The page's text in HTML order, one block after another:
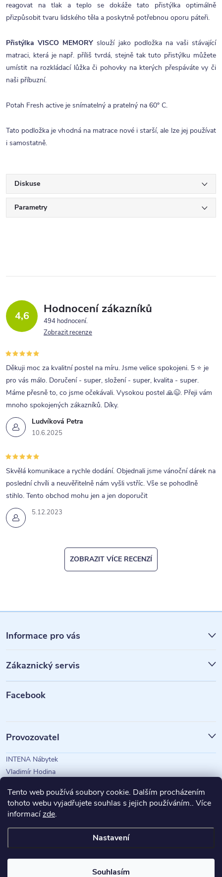
Tento web používá soubory cookie. Dalším procházením
tohoto webu vyjadřujete souhlas s jejich používáním.. Více
informacízde.
Nastavení
Souhlasím
reagovat na tlak a teplo se dokáže tato přistýlka optimálně
přizpůsobit tvaru lidského těla a poskytně potřebnou oporu páteři.
Přistýlka VISCO MEMORY slouží jako podložka na vaši stávající
matraci, která je např. příliš tvrdá, stejně tak tuto přistýlku můžete
umístit na rozkládací lůžka či pohovky na kterých přespáváte vy či
naši příbuzní.
Potah Fresh active je snímatelný a pratelný na 60° C.
Tato podložka je vhodná na matrace nové i starší, ale lze jej používat
i samostatně.
Diskuse
Parametry
4,6 Hodnocení zákazníků
494 hodnocení
Zobrazit recenze
Ludvíková Petra
10.6.2025
Děkuji moc za kvalitní postel na míru. Jsme velice spokojeni. 5 ⭐ je
pro vás málo. Doručení - super, složení - super, kvalita - super.
Máme přesně to, co jsme očekávali. Vysokou postel 🙏😉. Přeji vám
mnoho spokojených zákazníků. Díky.
5.12.2023
Skvělá komunikace a rychle dodání. Objednali jsme vánoční dárek na
poslední chvíli a neuvěřitelně nám vyšli vstříc. Vše se pohodlně
stihlo. Tento obchod mohu jen a jen doporučit
ZOBRAZIT VÍCE RECENZÍ
á
p
a
Informace pro vás
Zákaznický servis
Facebook
Provozovatel
INTENA Nábytek
Vladimír Hodina
Copyright 2026INTENA Nábytek. Všechna práva vyhrazena.